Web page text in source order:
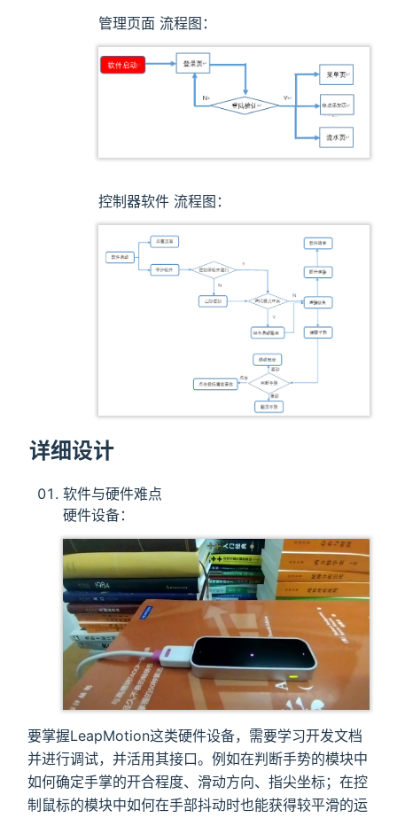
管理页面 流程图：
控制器软件 流程图：
详细设计
软件与硬件难点
硬件设备：
要掌握LeapMotion这类硬件设备，需要学习开发文档
并进行调试，并活用其接口。例如在判断手势的模块中
如何确定手掌的开合程度、滑动方向、指尖坐标；在控
制鼠标的模块中如何在手部抖动时也能获得较平滑的运